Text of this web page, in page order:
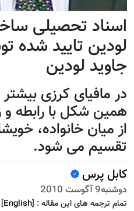
اسناد تحصیلی
لودین تایید شده
جاوید لودین
در مافیای کرزی
همین شکل با رابطه و
از میان خانواده،
تقسیم می شود.
کابل پرس
دوشنبه9 آگوست 2010
تمام ترجمه هاى اين مقاله : [English]